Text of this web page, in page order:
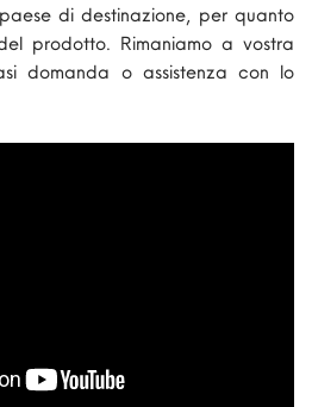
di destinazione, per quanto
prodotto. Rimaniamo a vostra
domanda o assistenza con lo